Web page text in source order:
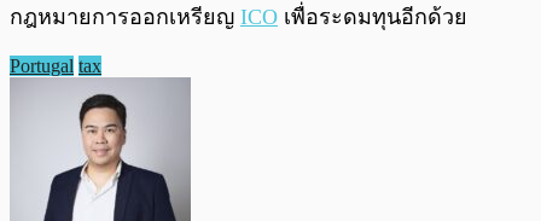
กฎหมายการออกเหรียญ ICO เพื่อระดมทุนอีกด้วย
Portugal tax